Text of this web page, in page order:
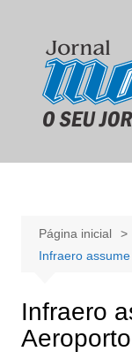
conteúdo
Página inicial
Infraero
Infraero